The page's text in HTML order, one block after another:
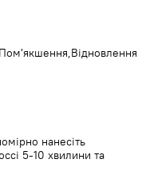
Пом'якшення Відновлення
нанесіть
5-10 хвилини та